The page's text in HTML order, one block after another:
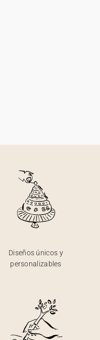
Diseños únicos y
personalizables